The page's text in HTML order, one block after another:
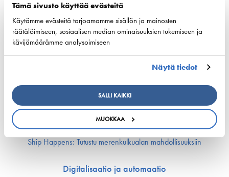
Tämä sivusto käyttää evästeitä
Käytämme evästeitä tarjoamamme sisällön ja mainosten
räätälöimiseen, sosiaalisen median ominaisuuksien tukemiseen ja
kävijämäärämme analysoimiseen
Näytä tiedot
SALLI KAIKKI
MUOKKAA
Ympäristö ja ilmasto
Varustamot panostavat uuteen teknologiaan ja
ympäristöystävällisiin ratkaisuihin uusissa aluksissa
Työmarkkinat ja osaaminen
Työmarkkina-asiat
Miehitys ja pätevyys­asiat
Koulutus ja osaaminen
Suomen Varustamoiden Yrityskylä
Merenkulun HarjoitteluMylly
Ship Happens: Tutustu merenkulkualan mahdollisuuksiin
Digitalisaatio ja automaatio